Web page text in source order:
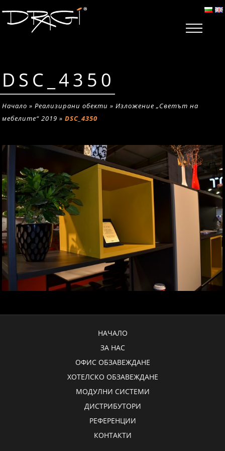
DSC_4350
Начало »Реализирани обекти »Изложение „Светът на
мебелите“ 2019 »DSC_4350
НАЧАЛО
ЗА НАС
ОФИС ОБЗАВЕЖДАНЕ
ХОТЕЛСКО ОБЗАВЕЖДАНЕ
МОДУЛНИ СИСТЕМИ
ДИСТРИБУТОРИ
РЕФЕРЕНЦИИ
КОНТАКТИ